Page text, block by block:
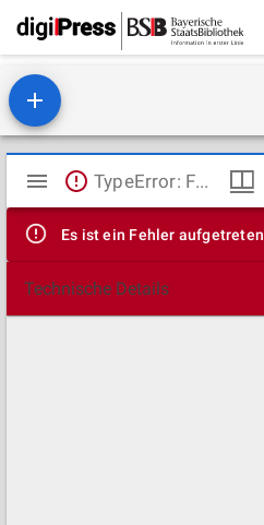
Mirador
Viewer
TypeError: Failed to fetch
Es ist ein Fehler aufgetreten
Technische Details